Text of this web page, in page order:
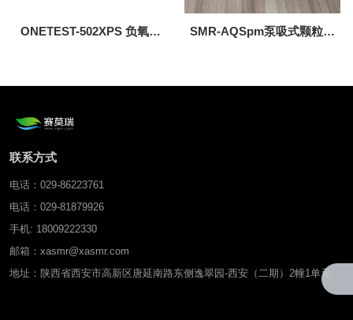
ONETEST-502XPS 负氧离
SMR-AQSpm泵吸式颗粒物
联系方式
电话：029-86223761
电话：029-81879926
手机: 18009222330
邮箱：xasmr@xasmr.com
地址：陕西省西安市高新区唐延南路东侧逸翠园-西安（二期）2幢1单元